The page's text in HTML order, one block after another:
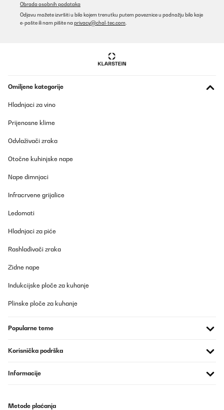
Obrada osobnih podataka
Odjavu možete izvršiti u bilo kojem trenutku putem poveznice u podnožju bilo koje
e-pošte ili nam pišite na privacy@chal-tec.com
Omiljene kategorije
Hladnjaci za vino
Prijenosne klime
Odvlaživači zraka
Otočne kuhinjske nape
Nape dimnjaci
Infracrvene grijalice
Ledomati
Hladnjaci za piće
Rashlađivači zraka
Zidne nape
Indukcijske ploče za kuhanje
Plinske ploče za kuhanje
Popularne teme
Korisnička podrška
Informacije
Metode plaćanja